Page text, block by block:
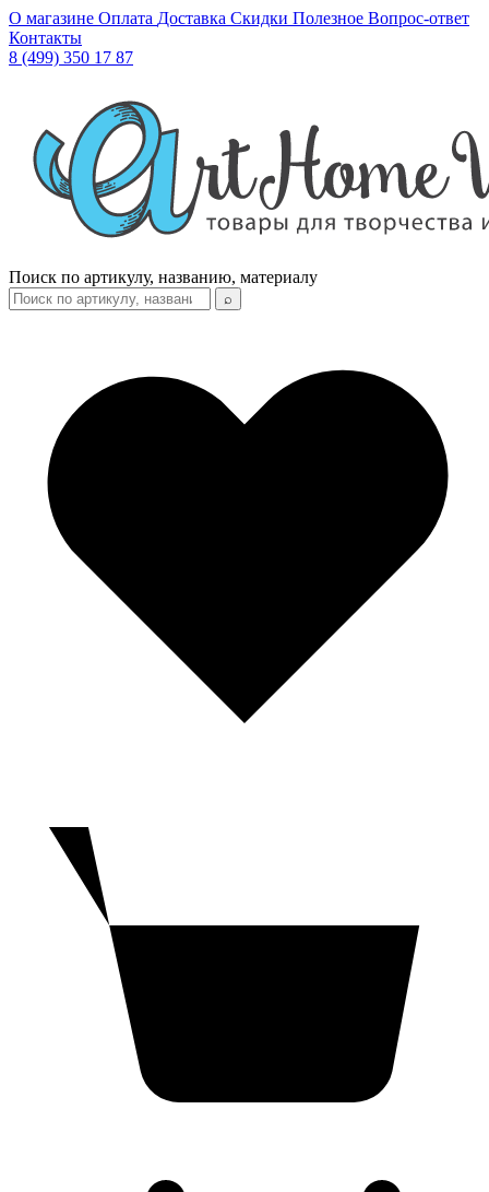
О магазине Оплата Доставка Скидки Полезное Вопрос-ответ
Контакты
8 (499) 350 17 87
Поиск по артикулу, названию, материалу
⌕